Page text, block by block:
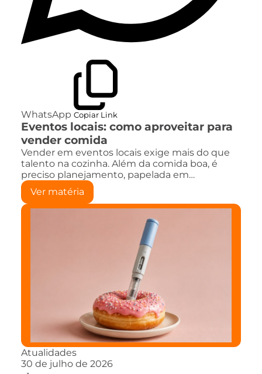
WhatsApp Copiar Link
Eventos locais: como aproveitar para
vender comida
Vender em eventos locais exige mais do que
talento na cozinha. Além da comida boa, é
preciso planejamento, papelada em…
Ver matéria
Atualidades
30 de julho de 2026